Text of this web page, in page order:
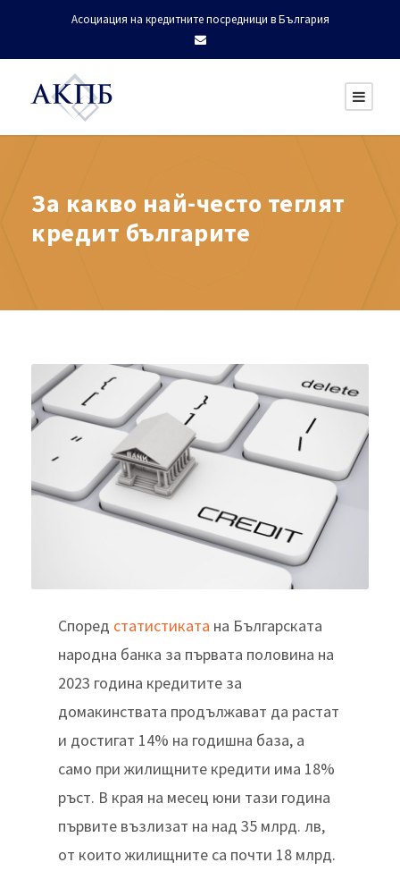
Асоциация на кредитните посредници в България
За какво най-често теглят
кредит българите
Според статистиката на Българската
народна банка за първата половина на
2023 година кредитите за
домакинствата продължават да растат
и достигат 14% на годишна база, а
само при жилищните кредити има 18%
ръст. В края на месец юни тази година
първите възлизат на над 35 млрд. лв,
от които жилищните са почти 18 млрд.